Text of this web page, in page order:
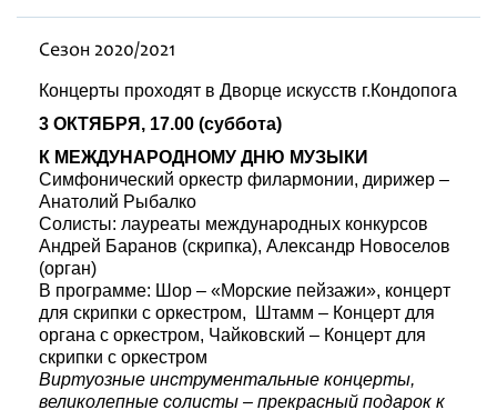
Новости
Контакты
Сезон 2020/2021
Концерты проходят в Дворце искусств г.Кондопога
3 ОКТЯБРЯ, 17.00 (суббота)
К МЕЖДУНАРОДНОМУ ДНЮ МУЗЫКИ
Симфонический оркестр филармонии, дирижер –
Анатолий Рыбалко
Солисты: лауреаты международных конкурсов
Андрей Баранов (скрипка), Александр Новоселов
(орган)
В программе: Шор – «Морские пейзажи», концерт
для скрипки с оркестром, Штамм – Концерт для
органа с оркестром, Чайковский – Концерт для
скрипки с оркестром
Виртуозные инструментальные концерты,
великолепные солисты – прекрасный подарок к